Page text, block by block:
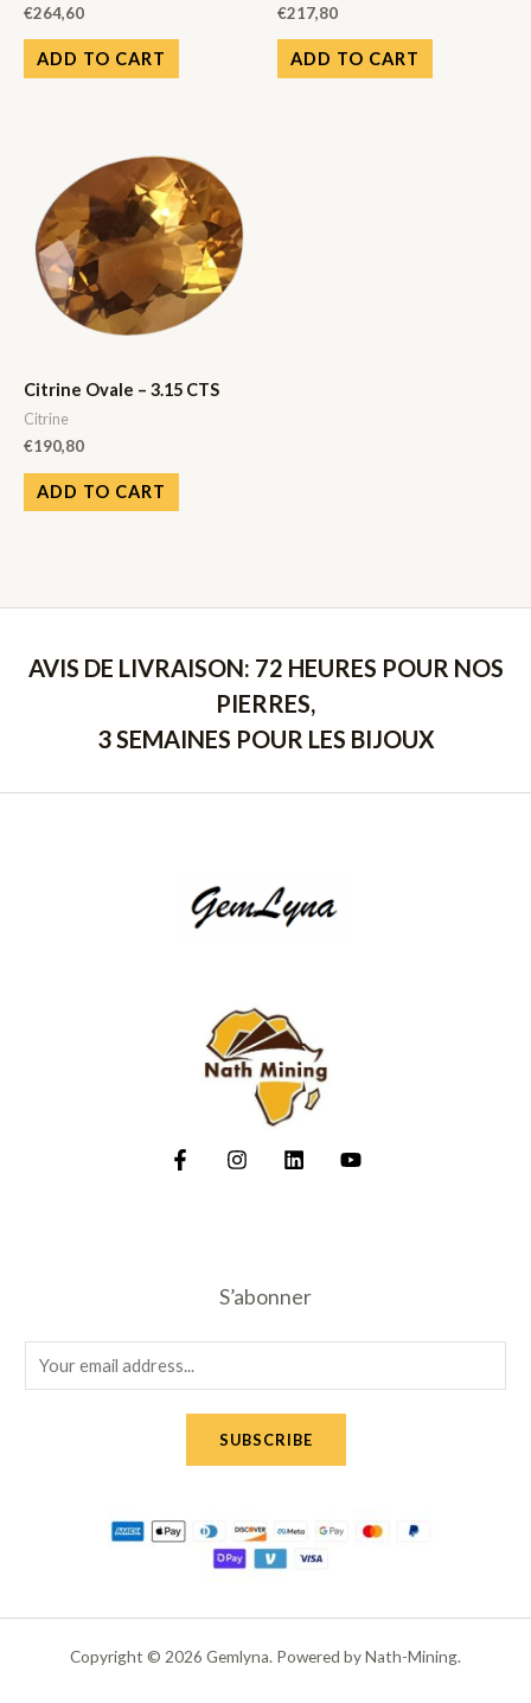
€264,60
ADD TO CART
€217,80
ADD TO CART
Citrine Ovale – 3.15 CTS
Citrine
€190,80
ADD TO CART
AVIS DE LIVRAISON: 72 HEURES POUR NOS
PIERRES,
3 SEMAINES POUR LES BIJOUX
S’abonner
m
SUBSCRIBE
Copyright © 2026 Gemlyna. Powered by Nath-Mining.